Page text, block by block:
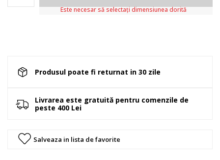
Este necesar să selectați dimensiunea dorită
Produsul poate fi returnat in 30 zile
Livrarea este gratuită pentru comenzile de
peste 400 Lei
Salveaza in lista de favorite